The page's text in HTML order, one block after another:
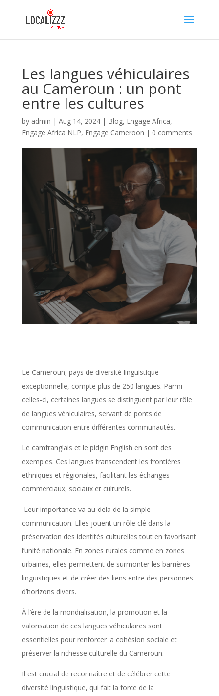
Les langues véhiculaires
au Cameroun : un pont
entre les cultures
by admin | Aug 14, 2024| Blog, Engage Africa,
Engage Africa NLP, Engage Cameroon | 0 comments
Le Cameroun, pays de diversité linguistique
exceptionnelle, compte plus de 250 langues. Parmi
celles-ci, certaines langues se distinguent par leur rôle
de langues véhiculaires, servant de ponts de
communication entre différentes communautés.
Le camfranglais et le pidgin English en sont des
exemples. Ces langues transcendent les frontières
ethniques et régionales, facilitant les échanges
commerciaux, sociaux et culturels.
Leur importance va au-delà de la simple
communication. Elles jouent un rôle clé dans la
préservation des identités culturelles tout en favorisant
l’unité nationale. En zones rurales comme en zones
urbaines, elles permettent de surmonter les barrières
linguistiques et de créer des liens entre des personnes
d’horizons divers.
À l’ère de la mondialisation, la promotion et la
valorisation de ces langues véhiculaires sont
essentielles pour renforcer la cohésion sociale et
préserver la richesse culturelle du Cameroun.
Il est crucial de reconnaître et de célébrer cette
diversité linguistique, qui fait la force de la